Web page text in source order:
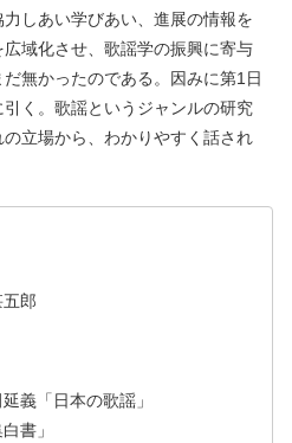
しあい学びあい、進展の情報を
域化させ、歌謡学の振興に寄与
無かったのである。因みに第1日
く。歌謡というジャンルの研究
立場から、わかりやすく話され
郎
義「日本の歌謡」
書」